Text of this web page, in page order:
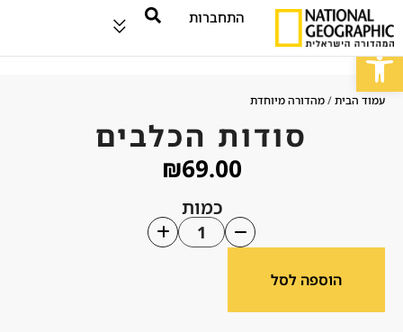
פתח סרגל נגישות
התחברות
עמוד הבית/מהדורה מיוחדת
סודות הכלבים
₪69.00
כמות
הוספה לסל